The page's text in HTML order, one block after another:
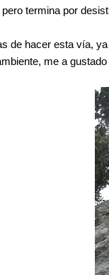
pero termina por
de hacer esta vía,
me a